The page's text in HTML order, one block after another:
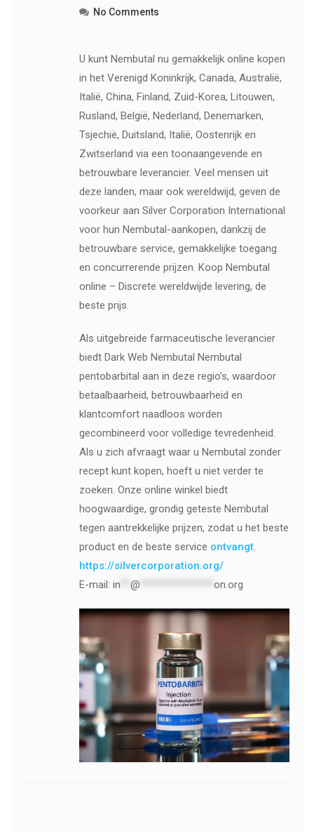
No Comments
U kunt Nembutal nu gemakkelijk online kopen
in het Verenigd Koninkrijk, Canada, Australië,
Italië, China, Finland, Zuid-Korea, Litouwen,
Rusland, België, Nederland, Denemarken,
Tsjechië, Duitsland, Italië, Oostenrijk en
Zwitserland via een toonaangevende en
betrouwbare leverancier. Veel mensen uit
deze landen, maar ook wereldwijd, geven de
voorkeur aan Silver Corporation International
voor hun Nembutal-aankopen, dankzij de
betrouwbare service, gemakkelijke toegang
en concurrerende prijzen. Koop Nembutal
online – Discrete wereldwijde levering, de
beste prijs.
Als uitgebreide farmaceutische leverancier
biedt Dark Web Nembutal Nembutal
pentobarbital aan in deze regio’s, waardoor
betaalbaarheid, betrouwbaarheid en
klantcomfort naadloos worden
gecombineerd voor volledige tevredenheid.
Als u zich afvraagt ​​waar u Nembutal zonder
recept kunt kopen, hoeft u niet verder te
zoeken. Onze online winkel biedt
hoogwaardige, grondig geteste Nembutal
tegen aantrekkelijke prijzen, zodat u het beste
product en de beste service ontvangt.
https://silvercorporation.org/
E-mail: in @ on.org